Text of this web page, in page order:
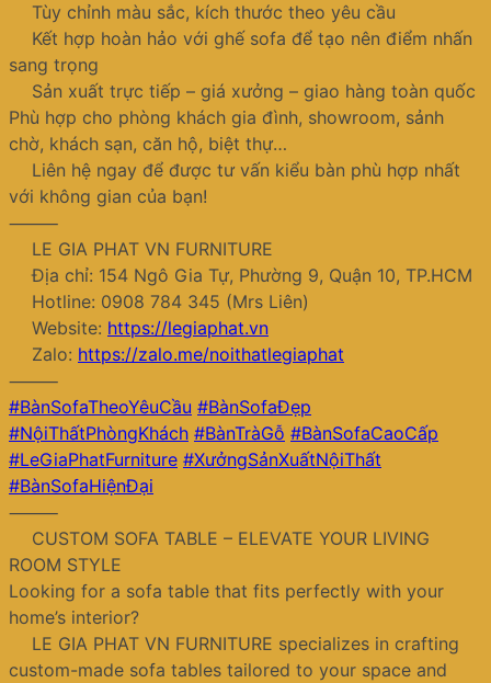
Tùy chỉnh màu sắc, kích thước theo yêu cầu
Kết hợp hoàn hảo với ghế sofa để tạo nên điểm nhấn
sang trọng
Sản xuất trực tiếp – giá xưởng – giao hàng toàn quốc
Phù hợp cho phòng khách gia đình, showroom, sảnh
chờ, khách sạn, căn hộ, biệt thự…
Liên hệ ngay để được tư vấn kiểu bàn phù hợp nhất
với không gian của bạn!
⸻
LE GIA PHAT VN FURNITURE
Địa chỉ: 154 Ngô Gia Tự, Phường 9, Quận 10, TP.HCM
Hotline: 0908 784 345 (Mrs Liên)
Website: https://legiaphat.vn
Zalo: https://zalo.me/noithatlegiaphat
⸻
#BànSofaTheoYêuCầu #BànSofaĐẹp
#NộiThấtPhòngKhách #BànTràGỗ #BànSofaCaoCấp
#LeGiaPhatFurniture #XưởngSảnXuấtNộiThất
#BànSofaHiệnĐại
⸻
CUSTOM SOFA TABLE – ELEVATE YOUR LIVING
ROOM STYLE
Looking for a sofa table that fits perfectly with your
home’s interior?
LE GIA PHAT VN FURNITURE specializes in crafting
custom-made sofa tables tailored to your space and